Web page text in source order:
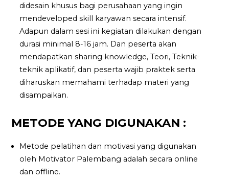
didesain khusus bagi perusahaan yang ingin
mendeveloped skill karyawan secara intensif.
Adapun dalam sesi ini kegiatan dilakukan dengan
durasi minimal 8-16 jam. Dan peserta akan
mendapatkan sharing knowledge, Teori, Teknik-
teknik aplikatif, dan peserta wajib praktek serta
diharuskan memahami terhadap materi yang
disampaikan.
METODE YANG DIGUNAKAN :
Metode pelatihan dan motivasi yang digunakan
oleh Motivator Palembang adalah secara online
dan offline.